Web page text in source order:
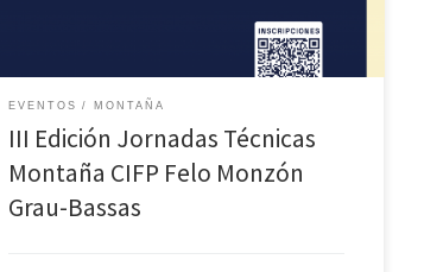
EVENTOS MONTAÑA
III Edición Jornadas Técnicas
Montaña CIFP Felo Monzón
Grau-Bassas